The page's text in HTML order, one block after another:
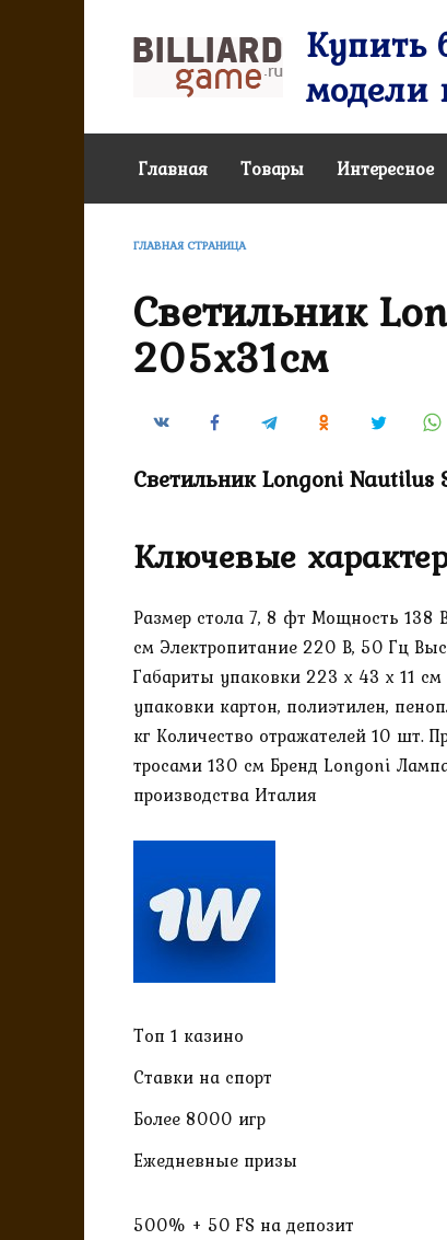
Купить
модели
Главная Товары Интересное
ГЛАВНАЯ СТРАНИЦА
Светильник
205х31см
Светильник Longoni Nautilus
Ключевые
Размер стола 7, 8 фт Мощность
см Электропитание 220 В, 50 Гц
Габариты упаковки 223 х 43 х 11
упаковки картон, полиэтилен,
кг Количество отражателей 10 шт.
тросами 130 см Бренд Longoni
производства Италия
Топ 1 казино
Ставки на спорт
Более 8000 игр
Ежедневные призы
500% + 50 FS на депозит